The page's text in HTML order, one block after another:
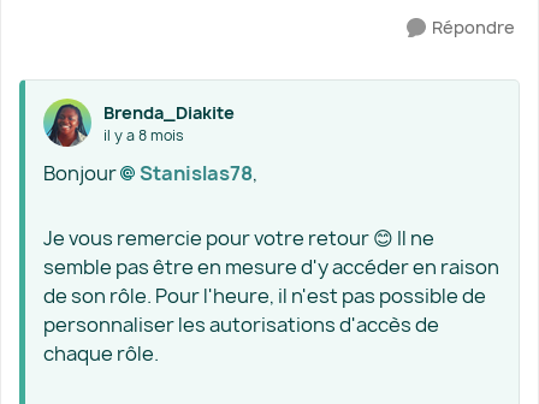
Répondre
Brenda_Diakite
il y a 8 mois
Bonjour Stanislas78​,
Je vous remercie pour votre retour 😊 Il ne
semble pas être en mesure d'y accéder en raison
de son rôle. Pour l'heure, il n'est pas possible de
personnaliser les autorisations d'accès de
chaque rôle.